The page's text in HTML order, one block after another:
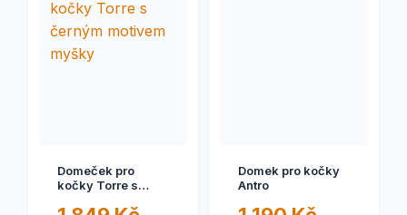
Domeček pro
kočky Torre s
Domek pro kočky
Antro